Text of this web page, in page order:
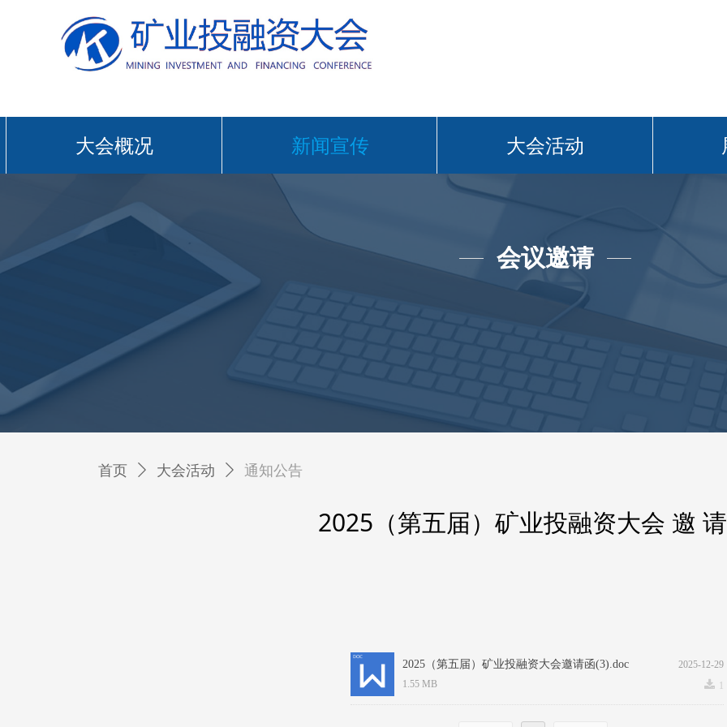
大会概况 新闻宣传 大会活动
会议邀请
2025（第五届）矿业投融资大会 邀
首页 ꄲ 大会活动 ꄲ 通知公告
2025-12-29
2025（第五届）矿业投融资大会邀请函(3).doc
끂
1.55 MB